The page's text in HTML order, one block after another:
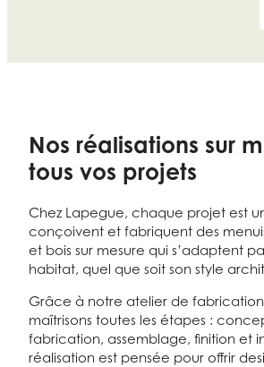
Nos réalisations sur
tous vos projets
Chez Lapegue, chaque projet est
conçoivent et fabriquent des
et bois sur mesure qui s’adaptent
habitat, quel que soit son style
Grâce à notre atelier de
maîtrisons toutes les étapes :
fabrication, assemblage, finition et
réalisation est pensée pour offrir